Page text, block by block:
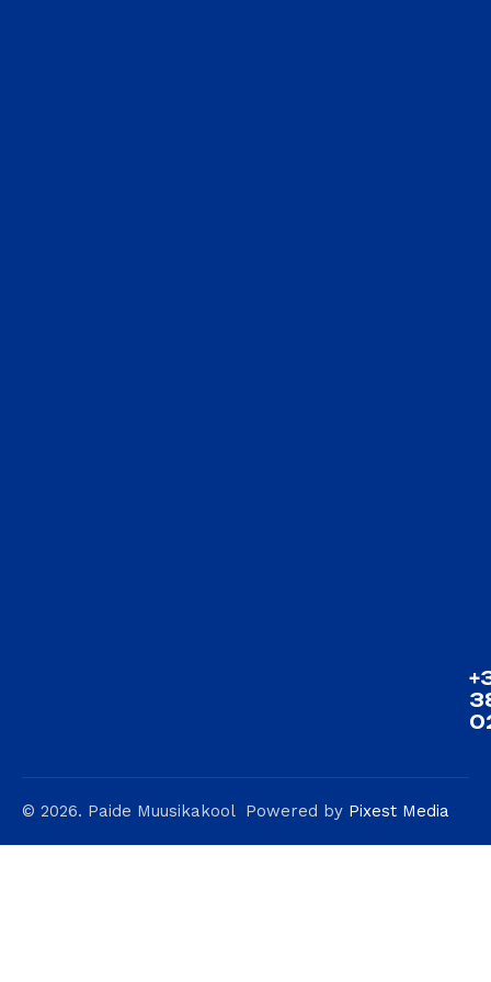
© 2026. Paide Muusikakool Powered by Pixest Media